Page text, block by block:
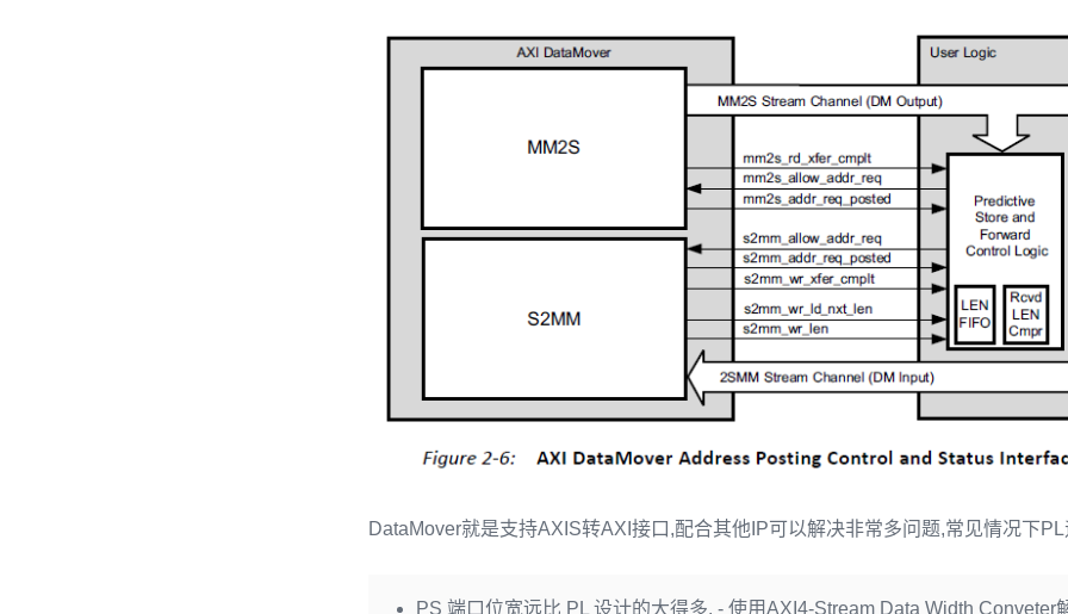
DataMover就是支持AXIS转AXI接口,配合其他IP可以解决非常多问题,常见情况下
PS 端口位宽远比 PL 设计的大得多. - 使用AXI4-Stream Data Width Conveter